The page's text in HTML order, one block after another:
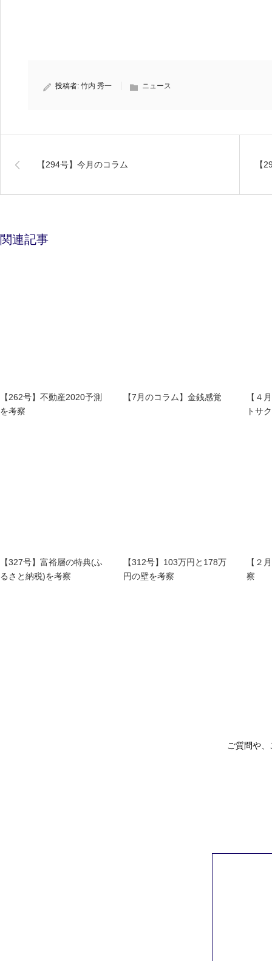
投稿者: 竹内 秀一 ニュース
【294号】今月のコラム 【
関連記事
【262号】不動産2020予測
を考察
【7月のコラム】金銭感覚
【４
トサ
【327号】富裕層の特典(ふ
るさと納税)を考察
【312号】103万円と178万
円の壁を考察
【２
察
ご質問や